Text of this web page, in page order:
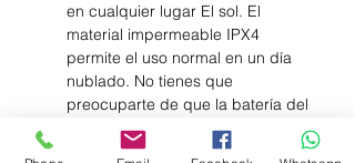
en cualquier lugar El sol. El
material impermeable IPX4
permite el uso normal en un día
nublado. No tienes que
preocuparte de que la batería del
teléfono se agote durante largas
caminatas o acampadas.